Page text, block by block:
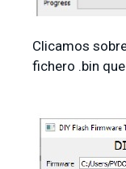
Clicamos
fichero .bin